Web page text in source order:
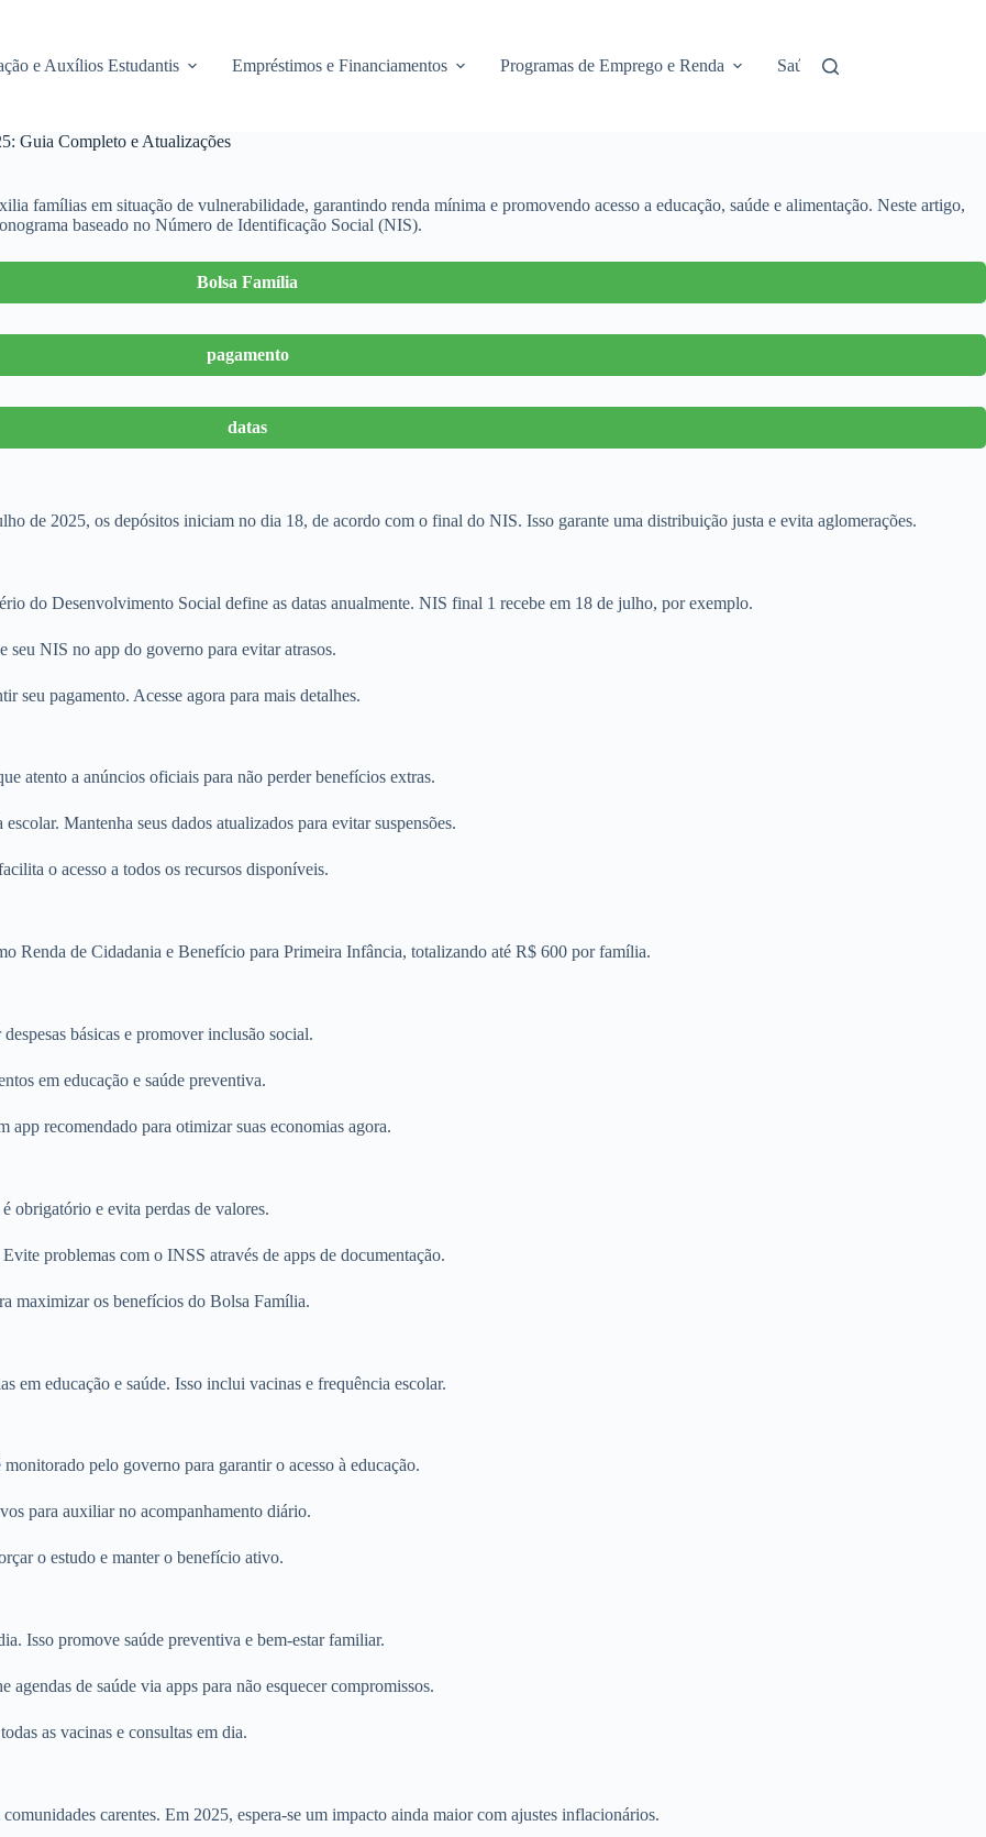
e Auxílios Estudantis Empréstimos e Financiamentos Programas de Emprego e Renda Saúde e Assistência
Guia Completo e Atualizações
famílias em situação de vulnerabilidade, garantindo renda mínima e promovendo acesso a educação, saúde e alimentação. Neste artigo,
baseado no Número de Identificação Social (NIS).
Bolsa Família
pagamento
datas
de 2025, os depósitos iniciam no dia 18, de acordo com o final do NIS. Isso garante uma distribuição justa e evita aglomerações.
do Desenvolvimento Social define as datas anualmente. NIS final 1 recebe em 18 de julho, por exemplo.
seu NIS no app do governo para evitar atrasos.
seu pagamento. Acesse agora para mais detalhes.
atento a anúncios oficiais para não perder benefícios extras.
Mantenha seus dados atualizados para evitar suspensões.
o acesso a todos os recursos disponíveis.
Renda de Cidadania e Benefício para Primeira Infância, totalizando até R$ 600 por família.
básicas e promover inclusão social.
em educação e saúde preventiva.
app recomendado para otimizar suas economias agora.
obrigatório e evita perdas de valores.
problemas com o INSS através de apps de documentação.
maximizar os benefícios do Bolsa Família.
em educação e saúde. Isso inclui vacinas e frequência escolar.
pelo governo para garantir o acesso à educação.
para auxiliar no acompanhamento diário.
o estudo e manter o benefício ativo.
Isso promove saúde preventiva e bem-estar familiar.
de saúde via apps para não esquecer compromissos.
as vacinas e consultas em dia.
carentes. Em 2025, espera-se um impacto ainda maior com ajustes inflacionários.